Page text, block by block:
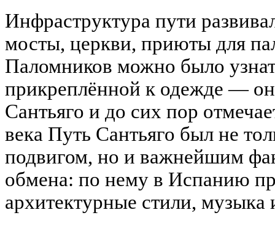
Инфраструктура пути
мосты, церкви, приюты для
Паломников можно было
прикреплённой к одежде —
Сантьяго и до сих пор
века Путь Сантьяго был не
подвигом, но и важнейшим
обмена: по нему в Испанию
архитектурные стили, музыка